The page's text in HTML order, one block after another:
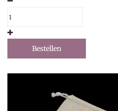
Bestellen